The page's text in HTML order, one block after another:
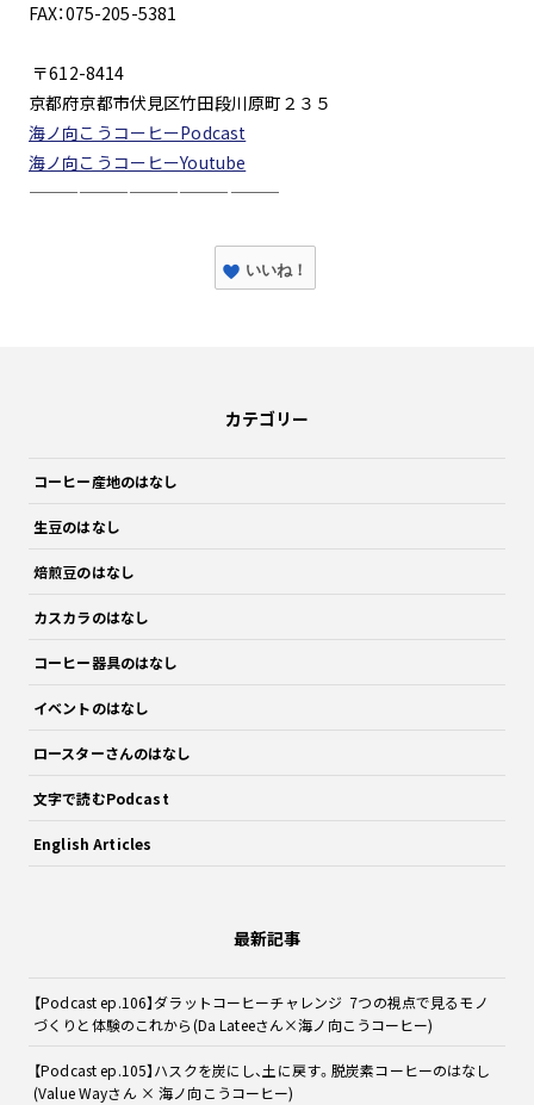
FAX：075-205-5381
〒612-8414
京都府京都市伏見区竹田段川原町２３５
海ノ向こうコーヒーPodcast
海ノ向こうコーヒーYoutube
———————————————
いいね！
カテゴリー
コーヒー産地のはなし
生豆のはなし
焙煎豆のはなし
カスカラのはなし
コーヒー器具のはなし
イベントのはなし
ロースターさんのはなし
文字で読むPodcast
English Articles
最新記事
【Podcast ep.106】ダラットコーヒーチャレンジ 7つの視点で見るモノ
づくりと体験のこれから(Da Lateeさん×海ノ向こうコーヒー)
【Podcast ep.105】ハスクを炭にし、土に戻す。脱炭素コーヒーのはなし
(Value Wayさん × 海ノ向こうコーヒー)